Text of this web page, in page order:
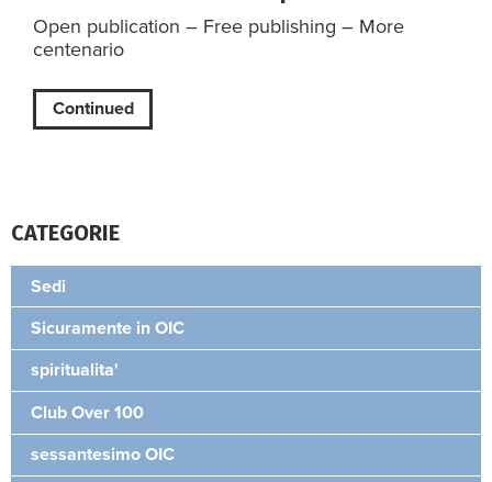
Open publication – Free publishing – More
centenario
Continued
CATEGORIE
Sedi
Sicuramente in OIC
spiritualita'
Club Over 100
sessantesimo OIC